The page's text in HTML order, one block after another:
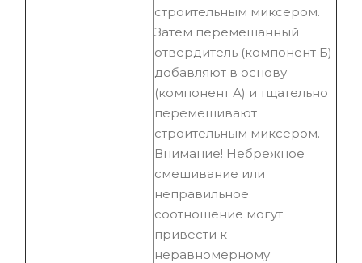
строительным миксером.
Затем перемешанный
отвердитель (компонент Б)
добавляют в основу
(компонент А) и тщательно
перемешивают
строительным миксером.
Внимание! Небрежное
смешивание или
неправильное
соотношение могут
привести к
неравномерному